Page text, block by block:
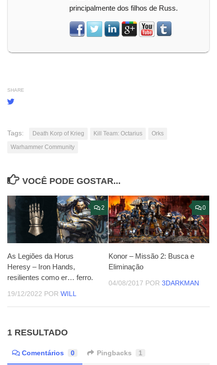
principalmente dos filhos de Russ.
SHARE
Tags: Death Korp of Krieg Kill Team: Octarius
Orks
Warhammer Community
VOCÊ PODE GOSTAR...
2
As Legiões da Horus
Heresy – Iron Hands,
resilientes como er… ferro.
19/12/2022 POR WILL
0
Konor – Missão 2: Busca e
Eliminação
04/08/2017 POR 3DARKMAN
1 RESULTADO
Comentários 0 Pingbacks 1